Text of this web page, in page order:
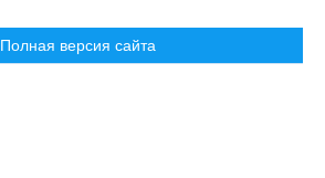
Полная версия сайта